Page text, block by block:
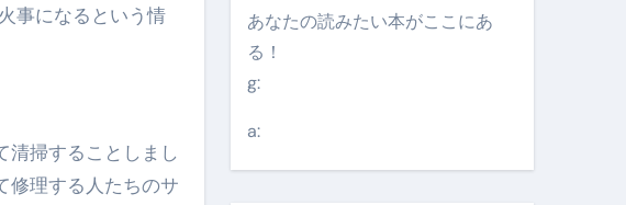
マン【2025年10月3日】 #bitcoin #全財産 #暗号資産
事になるという情
清掃することしまし
修理する人たちのサ
あなたの読みたい本がここにあ
る！
g:
a: